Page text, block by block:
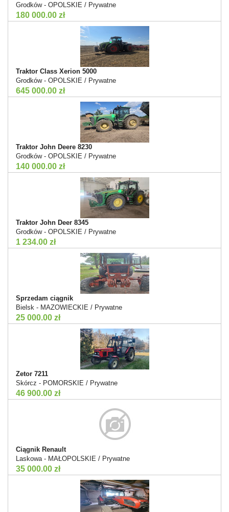
Grodków - OPOLSKIE / Prywatne
180 000.00 zł
Traktor Class Xerion 5000
Grodków - OPOLSKIE / Prywatne
645 000.00 zł
Traktor John Deere 8230
Grodków - OPOLSKIE / Prywatne
140 000.00 zł
Traktor John Deer 8345
Grodków - OPOLSKIE / Prywatne
1 234.00 zł
Sprzedam ciągnik
Bielsk - MAZOWIECKIE / Prywatne
25 000.00 zł
Zetor 7211
Skórcz - POMORSKIE / Prywatne
46 900.00 zł
Ciągnik Renault
Laskowa - MAŁOPOLSKIE / Prywatne
35 000.00 zł